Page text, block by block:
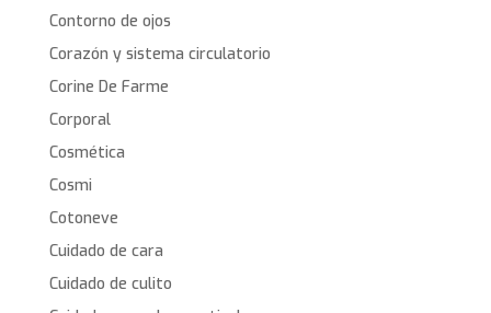
Contorno de ojos
Corazón y sistema circulatorio
Corine De Farme
Corporal
Cosmética
Cosmi
Cotoneve
Cuidado de cara
Cuidado de culito